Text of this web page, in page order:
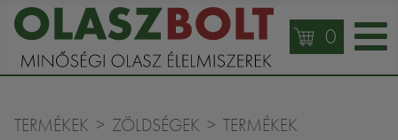
0
TERMÉKEK ZÖLDSÉGEK
TERMÉKEK